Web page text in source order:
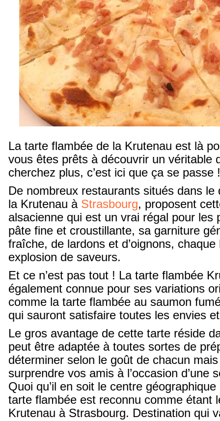
La tarte flambée de la Krutenau est là
vous êtes prêts à découvrir un véritable
cherchez plus, c’est ici que ça se passe !
De nombreux restaurants situés dans le
la Krutenau à Strasbourg, proposent
alsacienne qui est un vrai régal pour les
pâte fine et croustillante, sa garniture
fraîche, de lardons et d’oignons,
explosion de saveurs.
Et ce n’est pas tout ! La tarte flambée
également connue pour ses variations
comme la tarte flambée au saumon
qui sauront satisfaire toutes les envies
Le gros avantage de cette tarte réside
peut être adaptée à toutes sortes de
déterminer selon le goût de chacun
surprendre vos amis à l’occasion d’une
Quoi qu’il en soit le centre
tarte flambée est reconnu comme étant
Krutenau à Strasbourg. Destination qui